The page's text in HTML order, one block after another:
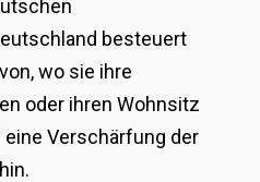
besteuert
wo sie ihre
oder ihren Wohnsitz
eine Verschärfung der